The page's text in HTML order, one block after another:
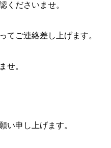
くださいませ。
てご連絡差し上げます。
せ。
い申し上げます。